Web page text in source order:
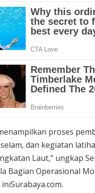
proses
dan kegiatan
Laut,” ungkap
Bagian Operasional